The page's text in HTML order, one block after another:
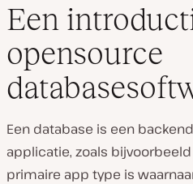
i
d
a
f
s
p
Een
opensource
Een database is een
applicatie, zoals
primaire app type is